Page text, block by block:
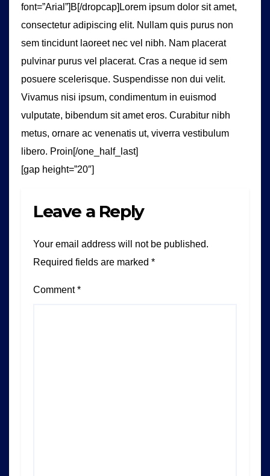
font=”Arial”]B[/dropcap]Lorem ipsum dolor sit amet,
consectetur adipiscing elit. Nullam quis purus non
sem tincidunt laoreet nec vel nibh. Nam placerat
pulvinar purus vel placerat. Cras a neque id sem
posuere scelerisque. Suspendisse non dui velit.
Vivamus nisi ipsum, condimentum in euismod
vulputate, bibendum sit amet eros. Curabitur nibh
metus, ornare ac venenatis ut, viverra vestibulum
libero. Proin[/one_half_last]
[gap height=”20″]
Leave a Reply
Your email address will not be published.
Required fields are marked *
Comment*